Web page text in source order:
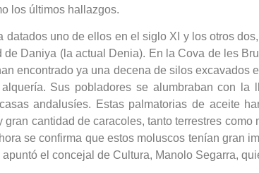
los últimos hallazgos.
uno de ellos en el siglo XI y los otros
Daniya (la actual Denia). En la Cova de les
encontrado ya una decena de silos excavados
Sus pobladores se alumbraban con
andalusíes. Estas palmatorias de aceite
cantidad de caracoles, tanto terrestres
se confirma que estos moluscos tenían gran
el concejal de Cultura, Manolo Segarra,